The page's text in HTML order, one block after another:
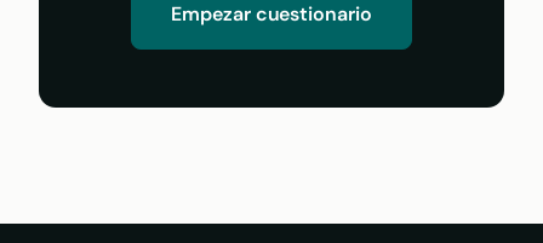
Empezar cuestionario